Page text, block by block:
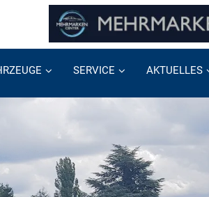
SERVICE AKTUELLES